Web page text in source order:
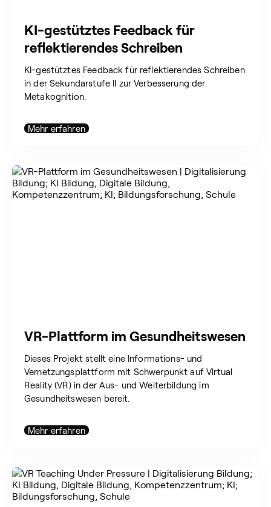
KI-gestütztes Feedback für
reflektierendes Schreiben
KI-gestütztes Feedback für reflektierendes Schreiben
in der Sekundarstufe II zur Verbesserung der
Metakognition.
Mehr erfahren
VR-Plattform im Gesundheitswesen
Dieses Projekt stellt eine Informations- und
Vernetzungsplattform mit Schwerpunkt auf Virtual
Reality (VR) in der Aus- und Weiterbildung im
Gesundheitswesen bereit.
Mehr erfahren